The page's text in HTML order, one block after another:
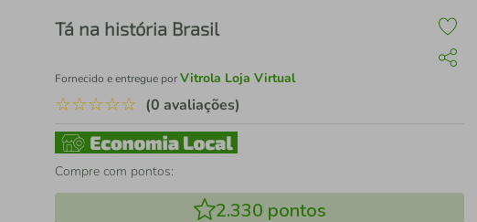
Tá na história Brasil
Fornecido e entregue porVitrola Loja Virtual
☆☆☆☆☆ (0 avaliações)
Compre com pontos:
2.330 pontos